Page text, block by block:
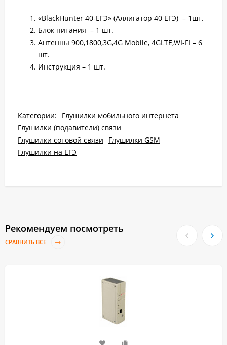
«BlackHunter 40-ЕГЭ» (Аллигатор 40 ЕГЭ) – 1шт.
Блок питания – 1 шт.
Антенны 900,1800,3G,4G Mobile, 4GLTE,WI-FI – 6
шт.
Инструкция – 1 шт.
Категории:
Глушилки мобильного интернета
Глушилки (подавители) связи
Глушилки сотовой связи
Глушилки GSM
Глушилки на ЕГЭ
Рекомендуем посмотреть
СРАВНИТЬ ВСЕ